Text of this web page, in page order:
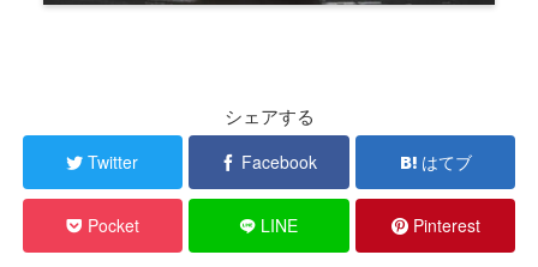
シェアする
Twitter Facebook はてブ
Pocket LINE Pinterest